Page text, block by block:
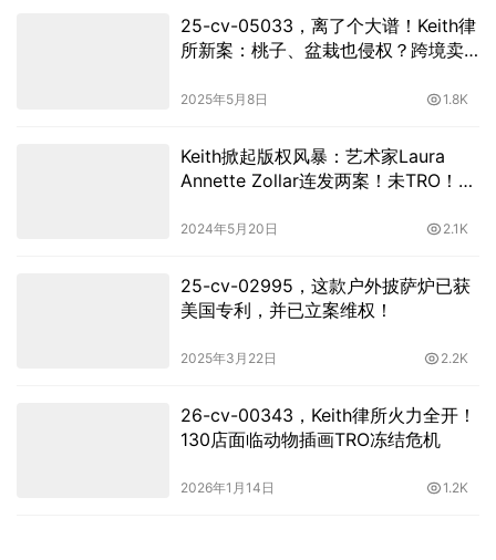
25-cv-05033，离了个大谱！Keith律
所新案：桃子、盆栽也侵权？跨境卖
2025年5月8日 1.8K
Keith掀起版权风暴：艺术家Laura
Annette Zollar连发两案！未TRO！速
2024年5月20日 2.1K
25-cv-02995，这款户外披萨炉已获
美国专利，并已立案维权！
2025年3月22日 2.2K
26-cv-00343，Keith律所火力全开！
130店面临动物插画TRO冻结危机
2026年1月14日 1.2K